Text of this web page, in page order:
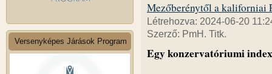
Versenyképes Járások Program
Mezőberénytől a kaliforniai
Létrehozva: 2024-06-20
Szerző: PmH. Titk.
Egy konzervatóriumi